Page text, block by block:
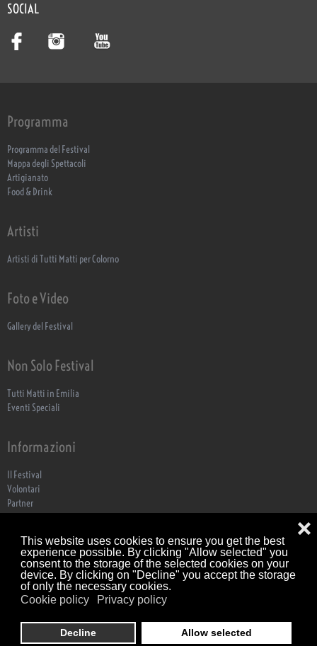
This website uses cookies to ensure you get the best
experience possible. By clicking "Allow selected" you
consent to the storage of the selected cookies on your
device. By clicking on "Decline" you accept the storage
of only the necessary cookies.
Cookie policy
Privacy policy
Decline Allow selected
❌
SOCIAL
Programma
Programma del Festival
Mappa degli Spettacoli
Artigianato
Food & Drink
Artisti
Artisti di Tutti Matti per Colorno
Foto e Video
Gallery del Festival
Non Solo Festival
Tutti Matti in Emilia
Eventi Speciali
Informazioni
Il Festival
Volontari
Partner
Dove Siamo
Contatti
Trasparenza
Associazione Culturale Tutti Matti per Colorno © Tutti i diritti riservati C.F.